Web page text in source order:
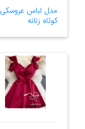
مدل لباس عروسکی
کوتاه زنانه